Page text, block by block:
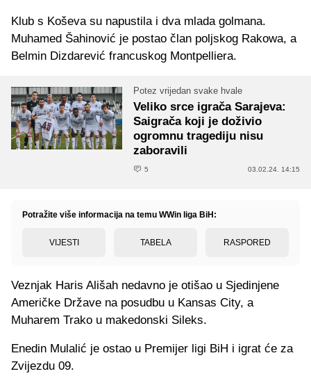
Klub s Koševa su napustila i dva mlada golmana.
Muhamed Šahinović je postao član poljskog Rakowa, a
Belmin Dizdarević francuskog Montpelliera.
Potez vrijedan svake hvale
Veliko srce igrača Sarajeva:
Saigrača koji je doživio
ogromnu tragediju nisu
zaboravili
5 03.02.24. 14:15
Potražite više informacija na temu WWin liga BiH:
VIJESTI TABELA RASPORED
Veznjak Haris Ališah nedavno je otišao u Sjedinjene
Američke Države na posudbu u Kansas City, a
Muharem Trako u makedonski Sileks.
Enedin Mulalić je ostao u Premijer ligi BiH i igrat će za
Zvijezdu 09.